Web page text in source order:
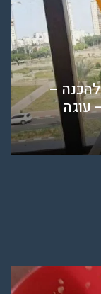
–
עוגה